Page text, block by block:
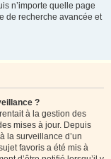
n’importe quelle page
de recherche avancée et
?
à la gestion des
mises à jour. Depuis
la surveillance d’un
favoris a été mis à